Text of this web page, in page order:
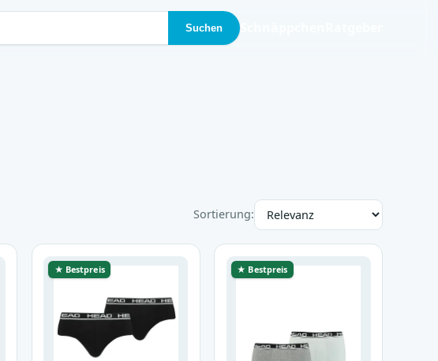
Suchen
Sortierung:
★ Bestpreis ★ Bestpreis